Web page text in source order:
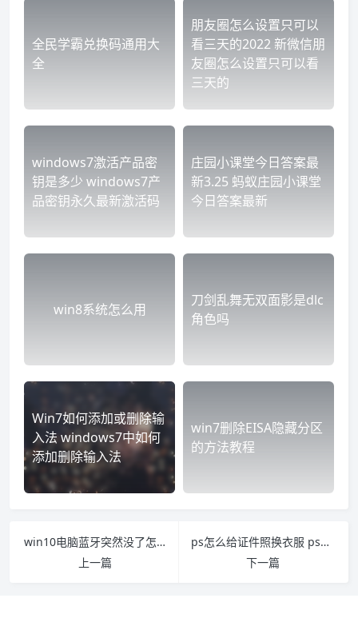
全民学霸兑换码通用大
全
朋友圈怎么设置只可以
看三天的2022 新微信朋
友圈怎么设置只可以看
三天的
windows7激活产品密
钥是多少 windows7产
品密钥永久最新激活码
庄园小课堂今日答案最
新3.25 蚂蚁庄园小课堂
今日答案最新
win8系统怎么用
刀剑乱舞无双面影是dlc
角色吗
Win7如何添加或删除输
入法 windows7中如何
添加删除输入法
win7删除EISA隐藏分区
的方法教程
win10电脑蓝牙突然没了怎么办 win10突然没有蓝牙了
上一篇
ps怎么给证件照换衣服 ps如何给证件照换服装
下一篇